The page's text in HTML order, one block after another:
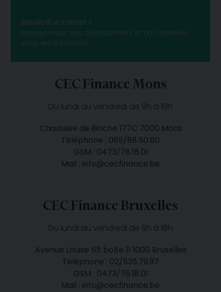
Besoin d’un conseil ?
Laissez-nous vos coordonnées et un conseiller
vous recontactera.
CEC Finance Mons
Du lundi au vendredi de 9h à 18h
Chaussée de Binche 177C 7000 Mons
Téléphone : 065/88.50.80
GSM : 0473/76.18.01
Mail : info@cecfinance.be
CEC Finance Bruxelles
Du lundi au vendredi de 9h à 18h
Avenue Louise 65 boîte 11 1000 Bruxelles
Téléphone : 02/535.79.97
GSM : 0473/76.18.01
Mail : info@cecfinance.be